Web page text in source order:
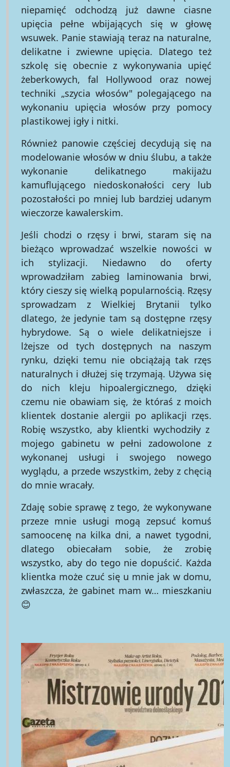
niepamięć odchodzą już dawne ciasne
upięcia pełne wbijających się w głowę
wsuwek. Panie stawiają teraz na naturalne,
delikatne i zwiewne upięcia. Dlatego też
szkolę się obecnie z wykonywania upięć
żeberkowych, fal Hollywood oraz nowej
techniki „szycia włosów" polegającego na
wykonaniu upięcia włosów przy pomocy
plastikowej igły i nitki.
Również panowie częściej decydują się na
modelowanie włosów w dniu ślubu, a także
wykonanie delikatnego makijażu
kamuflującego niedoskonałości cery lub
pozostałości po mniej lub bardziej udanym
wieczorze kawalerskim.
Jeśli chodzi o rzęsy i brwi, staram się na
bieżąco wprowadzać wszelkie nowości w
ich stylizacji. Niedawno do oferty
wprowadziłam zabieg laminowania brwi,
który cieszy się wielką popularnością. Rzęsy
sprowadzam z Wielkiej Brytanii tylko
dlatego, że jedynie tam są dostępne rzęsy
hybrydowe. Są o wiele delikatniejsze i
lżejsze od tych dostępnych na naszym
rynku, dzięki temu nie obciążają tak rzęs
naturalnych i dłużej się trzymają. Używa się
do nich kleju hipoalergicznego, dzięki
czemu nie obawiam się, że któraś z moich
klientek dostanie alergii po aplikacji rzęs.
Robię wszystko, aby klientki wychodziły z
mojego gabinetu w pełni zadowolone z
wykonanej usługi i swojego nowego
wyglądu, a przede wszystkim, żeby z chęcią
do mnie wracały.
Zdaję sobie sprawę z tego, że wykonywane
przeze mnie usługi mogą zepsuć komuś
samoocenę na kilka dni, a nawet tygodni,
dlatego obiecałam sobie, że zrobię
wszystko, aby do tego nie dopuścić. Każda
klientka może czuć się u mnie jak w domu,
zwłaszcza, że gabinet mam w… mieszkaniu
😊